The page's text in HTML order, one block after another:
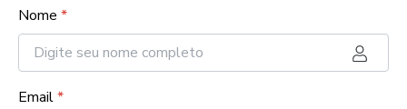
Nome *
Email*